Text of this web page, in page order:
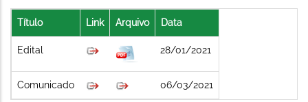
Título Link Arquivo Data
Edital 28/01/2021
Comunicado 06/03/2021